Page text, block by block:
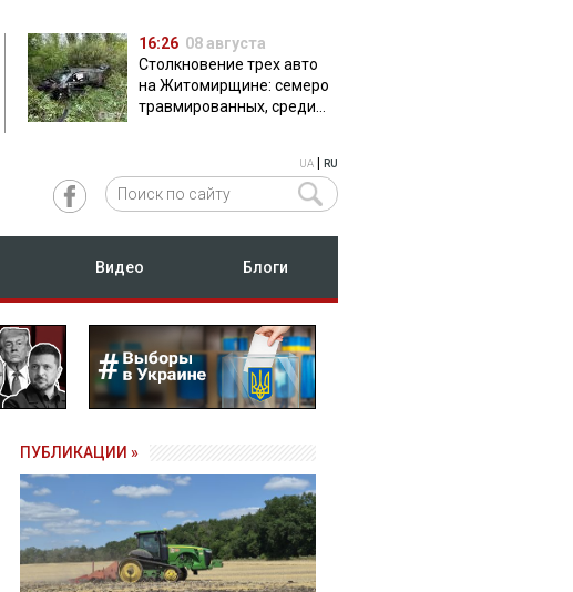
16:26 08 августа
Столкновение трех авто
на Житомирщине: семеро
травмированных, среди
UA RU
Видео Блоги
ПУБЛИКАЦИИ »